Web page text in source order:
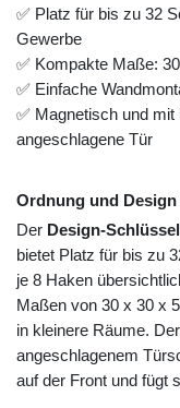
✅ Platz für bis zu 32
Gewerbe
✅ Kompakte Maße:
✅ Einfache
✅ Magnetisch und
angeschlagene Tür
Ordnung und Design
Der Design-
bietet Platz für bis zu
je 8 Haken
Maßen von 30 x 30 x
in kleinere Räume.
angeschlagenem
auf der Front und fügt